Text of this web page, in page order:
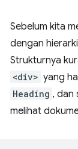
Sebelum kita
dengan
Strukturnya
<div> yang
Heading , dan
melihat